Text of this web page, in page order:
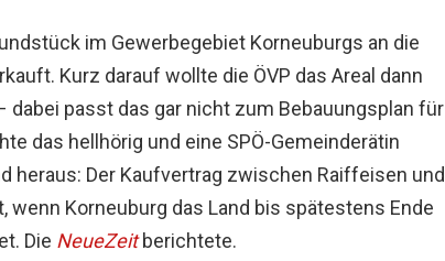
im Gewerbegebiet Korneuburgs an die
Kurz darauf wollte die ÖVP das Areal dann
dabei passt das gar nicht zum Bebauungsplan für
das hellhörig und eine SPÖ-Gemeinderätin
heraus: Der Kaufvertrag zwischen Raiffeisen und
wenn Korneuburg das Land bis spätestens Ende
Die NeueZeitberichtete.